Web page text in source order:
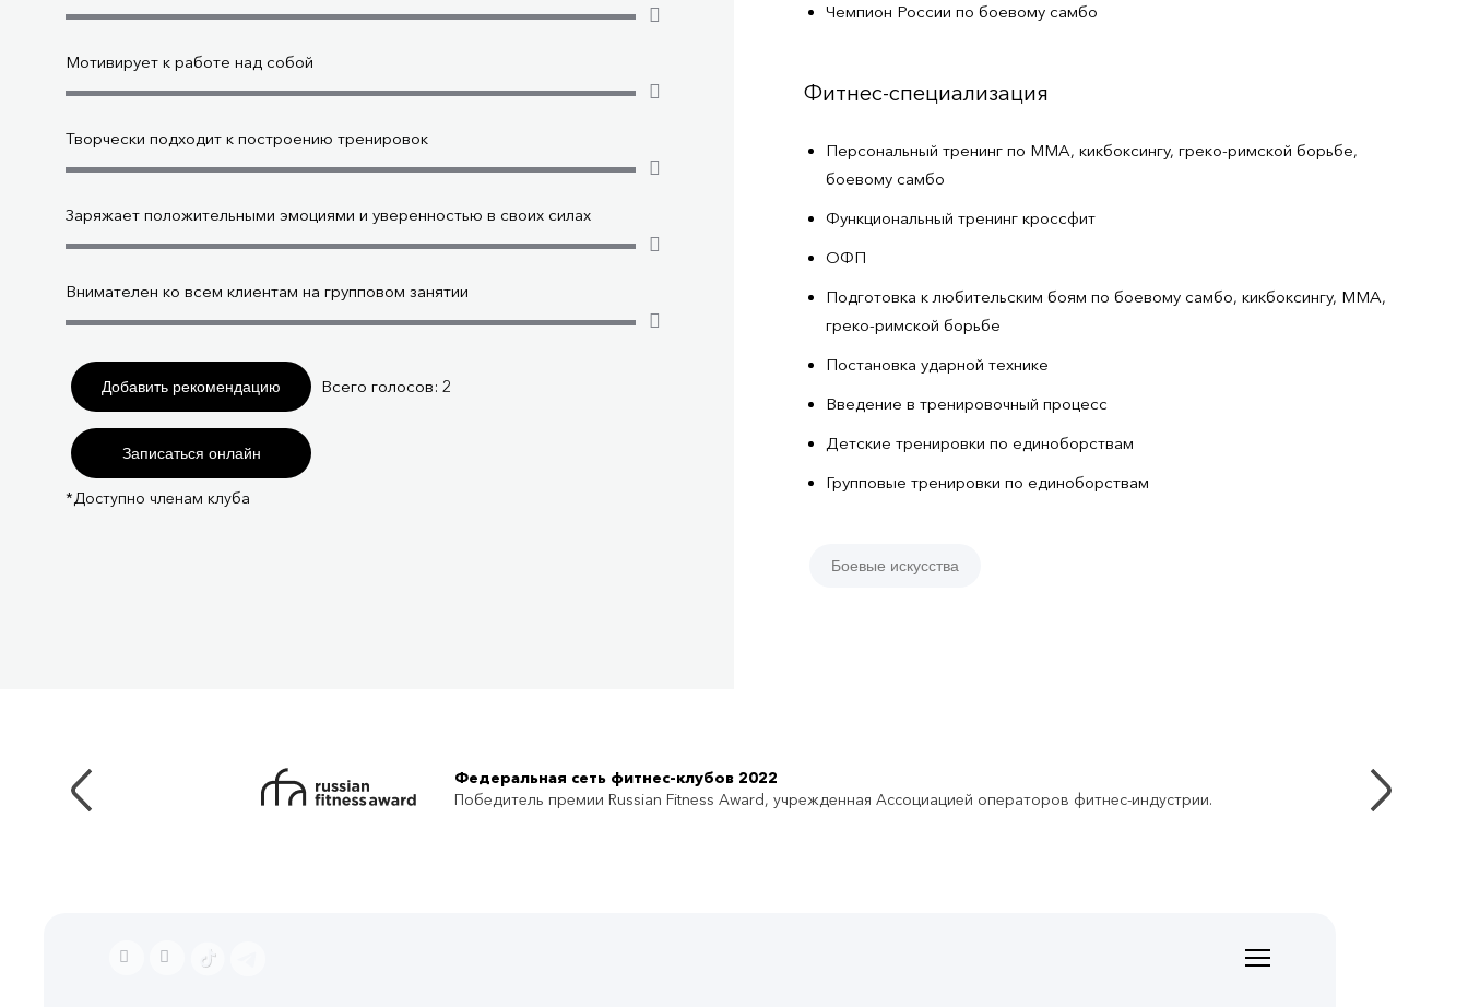
Мотивирует к работе над собой
Творчески подходит к построению тренировок
Заряжает положительными эмоциями и уверенностью в своих силах
Внимателен ко всем клиентам на групповом занятии
Добавить рекомендацию Всего голосов: 2
Записаться онлайн
*Доступно членам клуба
Чемпион России по боевому самбо
Фитнес-специализация
Персональный тренинг по ММА, кикбоксингу, греко-римской борьбе,
боевому самбо
Функциональный тренинг кроссфит
ОФП
Подготовка к любительским боям по боевому самбо, кикбоксингу, ММА,
греко-римской борьбе
Постановка ударной технике
Введение в тренировочный процесс
Детские тренировки по единоборствам
Групповые тренировки по единоборствам
Боевые искусства
Федеральная сеть фитнес-клубов 2022
Победитель премии Russian Fitness Award, учрежденная Ассоциацией операторов фитнес-индустрии.